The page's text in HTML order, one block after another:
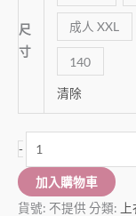
尺
寸
成人 XXL
140
清除
-
加入購物車
貨號: 不提供 分類: